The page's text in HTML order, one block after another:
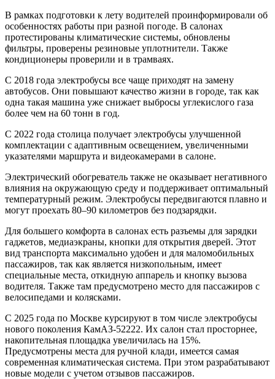
В рамках подготовки к лету водителей проинформировали об
особенностях работы при разной погоде. В салонах
протестированы климатические системы, обновлены
фильтры, проверены резиновые уплотнители. Также
кондиционеры проверили и в трамваях.
С 2018 года электробусы все чаще приходят на замену
автобусов. Они повышают качество жизни в городе, так как
одна такая машина уже снижает выбросы углекислого газа
более чем на 60 тонн в год.
С 2022 года столица получает электробусы улучшенной
комплектации с адаптивным освещением, увеличенными
указателями маршрута и видеокамерами в салоне.
Электрический обогреватель также не оказывает негативного
влияния на окружающую среду и поддерживает оптимальный
температурный режим. Электробусы передвигаются плавно и
могут проехать 80–90 километров без подзарядки.
Для большего комфорта в салонах есть разъемы для зарядки
гаджетов, медиаэкраны, кнопки для открытия дверей. Этот
вид транспорта максимально удобен и для маломобильных
пассажиров, так как является низкопольным, имеет
специальные места, откидную аппарель и кнопку вызова
водителя. Также там предусмотрено место для пассажиров с
велосипедами и колясками.
С 2025 года по Москве курсируют в том числе электробусы
нового поколения КамАЗ-52222. Их салон стал просторнее,
накопительная площадка увеличилась на 15%.
Предусмотрены места для ручной клади, имеется самая
современная климатическая система. При этом разрабатывают
новые модели с учетом отзывов пассажиров.